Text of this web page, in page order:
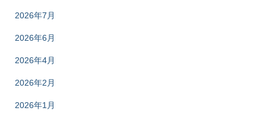
2026年7月
2026年6月
2026年4月
2026年2月
2026年1月